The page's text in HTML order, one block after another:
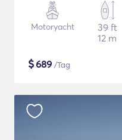
Motoryacht
39 ft
12 m
$689 /Tag